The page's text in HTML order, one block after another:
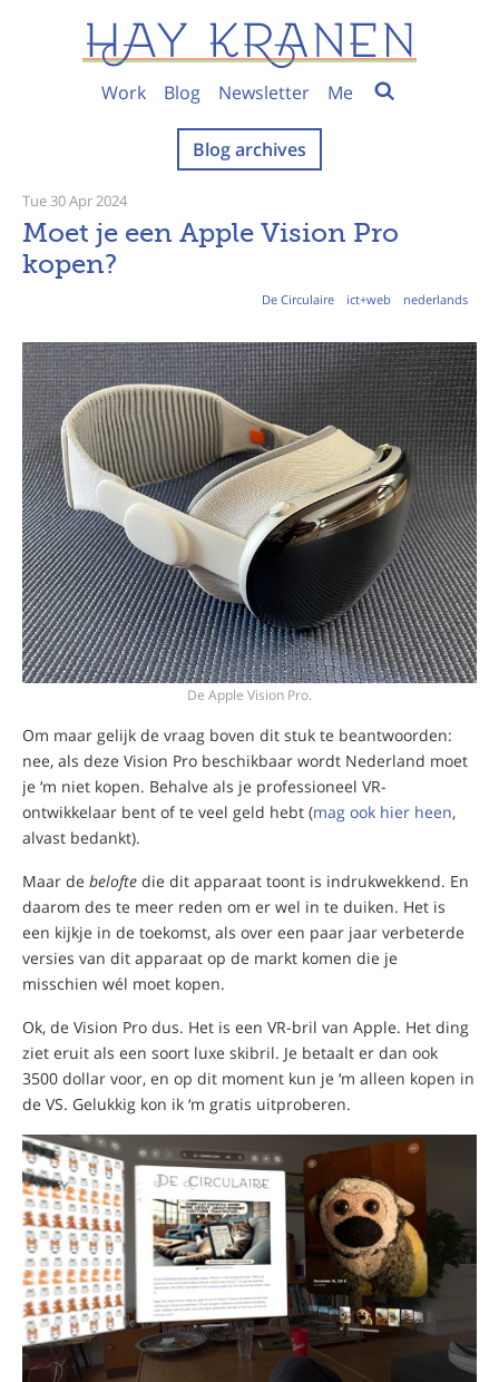
Work Blog Newsletter Me
Blog archives
Tue 30 Apr 2024
Moet je een Apple Vision Pro
kopen?
De Circulaire ict+web nederlands
De Apple Vision Pro.
Om maar gelijk de vraag boven dit stuk te beantwoorden:
nee, als deze Vision Pro beschikbaar wordt Nederland moet
je ‘m niet kopen. Behalve als je professioneel VR-
ontwikkelaar bent of te veel geld hebt (mag ook hier heen,
alvast bedankt).
Maar de belofte die dit apparaat toont is indrukwekkend. En
daarom des te meer reden om er wel in te duiken. Het is
een kijkje in de toekomst, als over een paar jaar verbeterde
versies van dit apparaat op de markt komen die je
misschien wél moet kopen.
Ok, de Vision Pro dus. Het is een VR-bril van Apple. Het ding
ziet eruit als een soort luxe skibril. Je betaalt er dan ook
3500 dollar voor, en op dit moment kun je ‘m alleen kopen in
de VS. Gelukkig kon ik ‘m gratis uitproberen.